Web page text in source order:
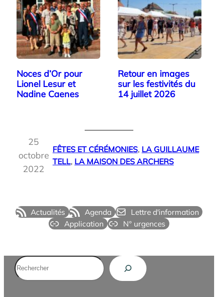
Noces d’Or pour
Lionel Lesur et
Nadine Caenes
Retour en images
sur les festivités du
14 juillet 2026
25
octobre
2022
FÊTES ET CÉRÉMONIES, LA GUILLAUME
TELL, LA MAISON DES ARCHERS
Actualités Agenda
Lettre d'information
Application
N° urgences
Rechercher